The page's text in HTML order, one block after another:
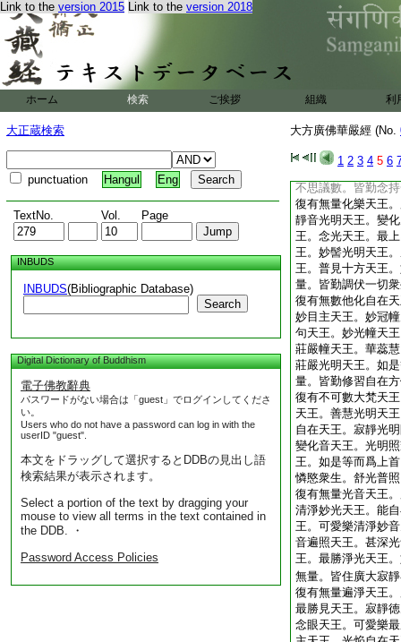
Link to the version 2015 Link to the version 2018
ホーム 検索 ご挨拶 組織 利
大正蔵検索
punctuation Hangul Eng
TextNo. Vol. Page
INBUDS
INBUDS(Bibliographic Database)
Search
Digital Dictionary of Buddhism
電子佛教辭典
パスワードがない場合は「guest」でログインしてくださ
い。
Users who do not have a password can log in with the
userID "guest".
本文をドラッグして選択するとDDBの見出し語
検索結果が表示されます。
Select a portion of the text by dragging your
mouse to view all terms in the text contained in
the DDB. ・
Password Access Policies
大方廣佛華嚴經 (No.
1 2 3 4 5 6
復有無量須夜摩天
愛樂光明天王。無
端嚴天王。總持大
王。輪＊齎天王。
勤修習廣大善根。
復有不可思議數兜
王。喜樂海髻天王
天王。可愛樂妙目
勇健力天王。金剛
不思議數。皆勤念
復有無量化樂天王
靜音光明天王。變
王。念光天王。最
王。妙髻光明天王
王。普見十方天王
量。皆勤調伏一切
復有無數他化自在
妙目主天王。妙冠
句天王。妙光幢天
莊嚴幢天王。華蕊
莊嚴光明天王。如
量。皆勤修習自在
復有不可數大梵天
天王。善慧光明天
自在天王。寂靜光
變化音天王。光明
王。如是等而爲上
憐愍衆生。舒光普
復有無量光音天王
清淨妙光天王。能
王。可愛樂清淨妙
音遍照天王。甚深
王。最勝淨光天王
無量。皆住廣大寂
復有無量遍淨天王
最勝見天王。寂靜
念眼天王。可愛樂